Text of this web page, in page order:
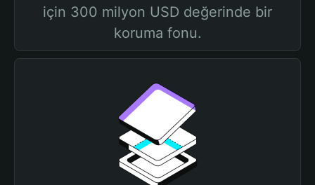
için 300 milyon USD değerinde bir
koruma fonu.